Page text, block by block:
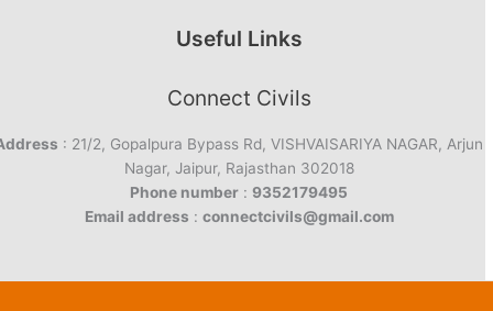
Useful Links
Connect Civils
: 21/2, Gopalpura Bypass Rd, VISHVAISARIYA NAGAR, Arjun
Nagar, Jaipur, Rajasthan 302018
Phone number : 9352179495
Email address : connectcivils@gmail.com